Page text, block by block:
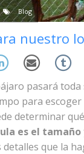
Blog
nuestro
pasará
para
determinar
es el
que la